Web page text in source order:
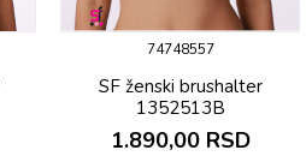
74748557
SF ženski brushalter
1352513B
1.890,00 RSD